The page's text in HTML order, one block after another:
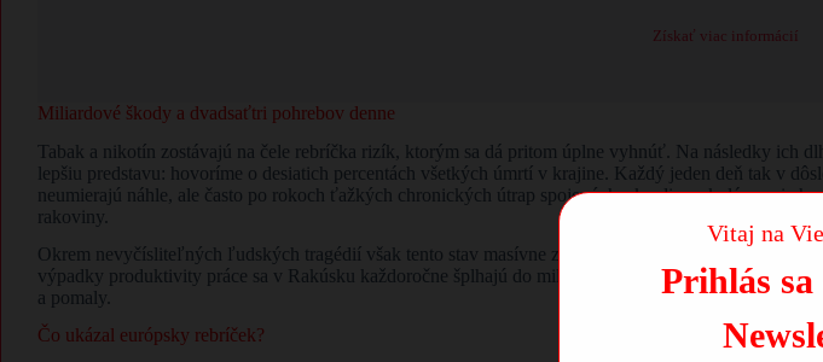
Získať viac informácií
Miliardové škody a dvadsaťtri pohrebov denne
Tabak a nikotín zostávajú na čele rebríčka rizík, ktorým sa dá pritom úplne vyhnúť. Na následky ich
lepšiu predstavu: hovoríme o desiatich percentách všetkých úmrtí v krajine. Každý jeden deň tak v
neumierajú náhle, ale často po rokoch ťažkých chronických útrap spojených s kardiovaskulárnymi
rakoviny.
Okrem nevyčísliteľných ľudských tragédií však tento stav masívne zasahuje aj štátnu pokladnicu.
výpadky produktivity práce sa v Rakúsku každoročne šplhajú do miliardových výšok. Napriek tomu
a pomaly.
Čo ukázal európsky rebríček?
Vitaj na
Prihlás sa